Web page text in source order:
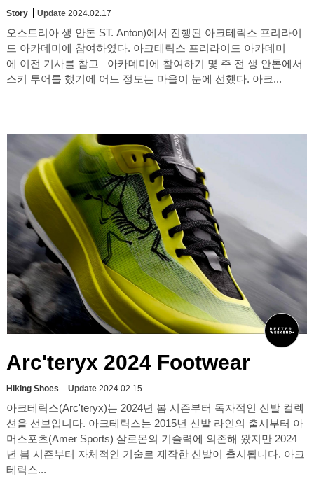
Story Update 2024.02.17
오스트리아 생 안톤 ST. Anton)에서 진행된 아크테릭스 프리라이
드 아카데미에 참여하였다. 아크테릭스 프리라이드 아카데미
에 이전 기사를 참고 아카데미에 참여하기 몇 주 전 생 안톤에서
스키 투어를 했기에 어느 정도는 마을이 눈에 선했다. 아크...
Arc'teryx 2024 Footwear
Hiking Shoes Update 2024.02.15
아크테릭스(Arc'teryx)는 2024년 봄 시즌부터 독자적인 신발 컬렉
션을 선보입니다. 아크테릭스는 2015년 신발 라인의 출시부터 아
머스포츠(Amer Sports) 살로몬의 기술력에 의존해 왔지만 2024
년 봄 시즌부터 자체적인 기술로 제작한 신발이 출시됩니다. 아크
테릭스...